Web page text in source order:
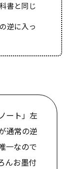
書と同じ
逆に入っ
ート」左
通常の逆
一なので
んお墨付